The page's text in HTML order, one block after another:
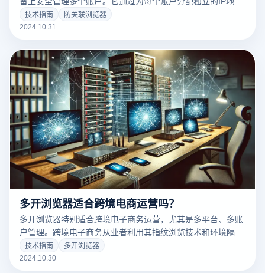
和浏览器指纹，确保账户间相互隔离，避免因信息重叠而被平
台识别和关联。这一隔离措施尤其适合跨境电商、社交媒体营
技术指南
防关联浏览器
2024.10.31
多开浏览器适合跨境电商运营吗？
多开浏览器特别适合跨境电子商务运营，尤其是多平台、多账
户管理。跨境电子商务从业者利用其指纹浏览技术和环境隔离
功能，可以在同一设备中登录和管理多个账户，避免IP地址或
设备指纹一致造成的关联风险。此外，多开浏览器还支持全球
技术指南
多开浏览器
2024.10.30